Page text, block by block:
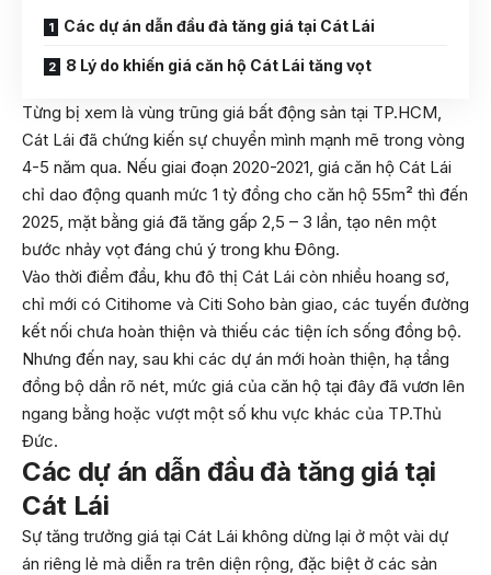
Các dự án dẫn đầu đà tăng giá tại Cát Lái
8 Lý do khiến giá căn hộ Cát Lái tăng vọt
Từng bị xem là vùng trũng giá bất động sản tại TP.HCM,
Cát Lái đã chứng kiến sự chuyển mình mạnh mẽ trong vòng
4-5 năm qua. Nếu giai đoạn 2020-2021, giá căn hộ Cát Lái
chỉ dao động quanh mức 1 tỷ đồng cho căn hộ 55m² thì đến
2025, mặt bằng giá đã tăng gấp 2,5 – 3 lần, tạo nên một
bước nhảy vọt đáng chú ý trong khu Đông.
Vào thời điểm đầu, khu đô thị Cát Lái còn nhiều hoang sơ,
chỉ mới có Citihome và Citi Soho bàn giao, các tuyến đường
kết nối chưa hoàn thiện và thiếu các tiện ích sống đồng bộ.
Nhưng đến nay, sau khi các dự án mới hoàn thiện, hạ tầng
đồng bộ dần rõ nét, mức giá của căn hộ tại đây đã vươn lên
ngang bằng hoặc vượt một số khu vực khác của TP.Thủ
Đức.
Các dự án dẫn đầu đà tăng giá tại
Cát Lái
Sự tăng trưởng giá tại Cát Lái không dừng lại ở một vài dự
án riêng lẻ mà diễn ra trên diện rộng, đặc biệt ở các sản